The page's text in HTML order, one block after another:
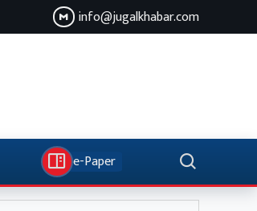
info@jugalkhabar.com
e-Paper